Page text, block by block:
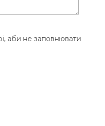
аби не заповнювати